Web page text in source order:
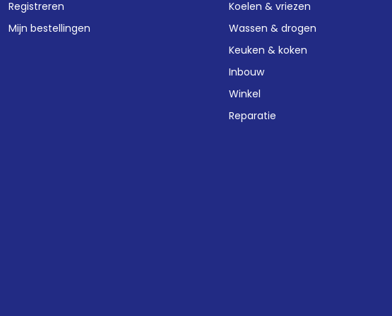
Registreren
Mijn bestellingen
Koelen & vriezen
Wassen & drogen
Keuken & koken
Inbouw
Winkel
Reparatie